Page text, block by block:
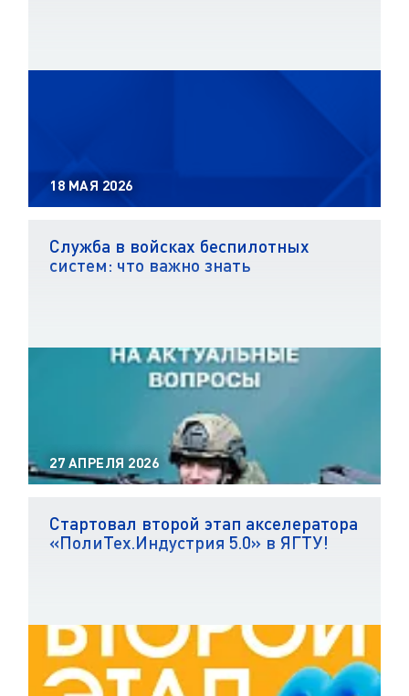
18 МАЯ 2026
Служба в войсках беспилотных
систем: что важно знать
27 АПРЕЛЯ 2026
Стартовал второй этап акселератора
«ПолиТех.Индустрия 5.0» в ЯГТУ!